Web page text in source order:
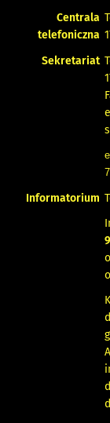
Centrala
telefoniczna
Sekretariat
Informatorium